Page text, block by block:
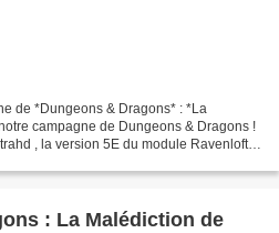
de *Dungeons & Dragons* : *La
campagne de Dungeons & Dragons !
, la version 5E du module Ravenloft…
: La Malédiction de